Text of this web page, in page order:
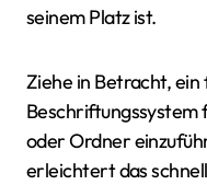
seinem Platz ist.
Ziehe in Betracht,
oder Ordner
erleichtert das